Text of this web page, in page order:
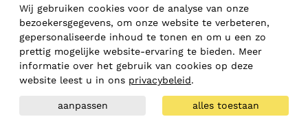
Wij gebruiken cookies voor de analyse van onze
bezoekersgegevens, om onze website te verbeteren,
gepersonaliseerde inhoud te tonen en om u een zo
prettig mogelijke website-ervaring te bieden. Meer
informatie over het gebruik van cookies op deze
website leest u in ons privacybeleid.
aanpassen alles toestaan